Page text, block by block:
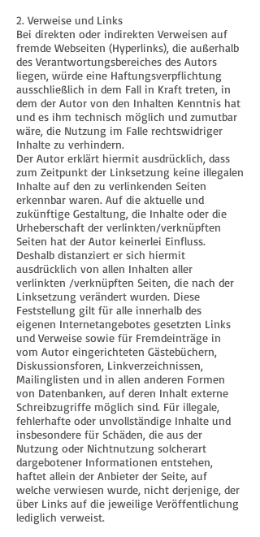
2. Verweise und Links
Bei direkten oder indirekten Verweisen auf
fremde Webseiten (Hyperlinks), die außerhalb
des Verantwortungsbereiches des Autors
liegen, würde eine Haftungsverpflichtung
ausschließlich in dem Fall in Kraft treten, in
dem der Autor von den Inhalten Kenntnis hat
und es ihm technisch möglich und zumutbar
wäre, die Nutzung im Falle rechtswidriger
Inhalte zu verhindern.
Der Autor erklärt hiermit ausdrücklich, dass
zum Zeitpunkt der Linksetzung keine illegalen
Inhalte auf den zu verlinkenden Seiten
erkennbar waren. Auf die aktuelle und
zukünftige Gestaltung, die Inhalte oder die
Urheberschaft der verlinkten/verknüpften
Seiten hat der Autor keinerlei Einfluss.
Deshalb distanziert er sich hiermit
ausdrücklich von allen Inhalten aller
verlinkten /verknüpften Seiten, die nach der
Linksetzung verändert wurden. Diese
Feststellung gilt für alle innerhalb des
eigenen Internetangebotes gesetzten Links
und Verweise sowie für Fremdeinträge in
vom Autor eingerichteten Gästebüchern,
Diskussionsforen, Linkverzeichnissen,
Mailinglisten und in allen anderen Formen
von Datenbanken, auf deren Inhalt externe
Schreibzugriffe möglich sind. Für illegale,
fehlerhafte oder unvollständige Inhalte und
insbesondere für Schäden, die aus der
Nutzung oder Nichtnutzung solcherart
dargebotener Informationen entstehen,
haftet allein der Anbieter der Seite, auf
welche verwiesen wurde, nicht derjenige, der
über Links auf die jeweilige Veröffentlichung
lediglich verweist.